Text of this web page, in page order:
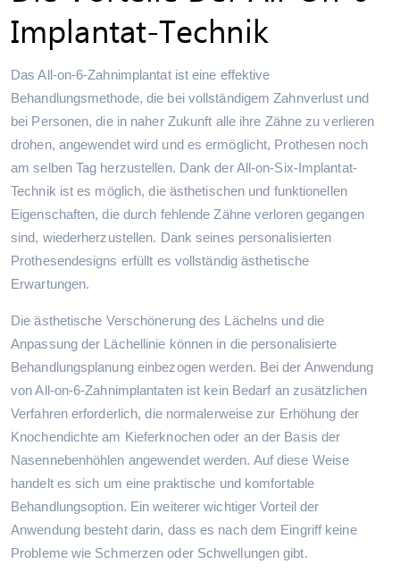
Implantat-Technik
Das All-on-6-Zahnimplantat ist eine effektive
Behandlungsmethode, die bei vollständigem Zahnverlust und
bei Personen, die in naher Zukunft alle ihre Zähne zu verlieren
drohen, angewendet wird und es ermöglicht, Prothesen noch
am selben Tag herzustellen. Dank der All-on-Six-Implantat-
Technik ist es möglich, die ästhetischen und funktionellen
Eigenschaften, die durch fehlende Zähne verloren gegangen
sind, wiederherzustellen. Dank seines personalisierten
Prothesendesigns erfüllt es vollständig ästhetische
Erwartungen.
Die ästhetische Verschönerung des Lächelns und die
Anpassung der Lächellinie können in die personalisierte
Behandlungsplanung einbezogen werden. Bei der Anwendung
von All-on-6-Zahnimplantaten ist kein Bedarf an zusätzlichen
Verfahren erforderlich, die normalerweise zur Erhöhung der
Knochendichte am Kieferknochen oder an der Basis der
Nasennebenhöhlen angewendet werden. Auf diese Weise
handelt es sich um eine praktische und komfortable
Behandlungsoption. Ein weiterer wichtiger Vorteil der
Anwendung besteht darin, dass es nach dem Eingriff keine
Probleme wie Schmerzen oder Schwellungen gibt.